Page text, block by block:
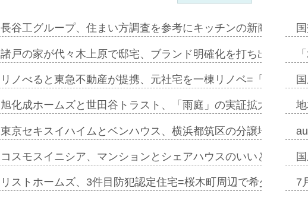
長谷工グループ、住まい方調査を参考にキッチンの新商品=「
諸戸の家が代々木上原で邸宅、ブランド明確化を打ち出す=年
リノべると東急不動産が提携、元社宅を一棟リノベ=「職住遊
旭化成ホームズと世田谷トラスト、「雨庭」の実証拡大へ=ガ
東京セキスイハイムとベンハウス、横浜都筑区の分譲地開発で
コスモスイニシア、マンションとシェアハウスのいいとこどり
リストホームズ、3件目防犯認定住宅=桜木町周辺で希少価値7